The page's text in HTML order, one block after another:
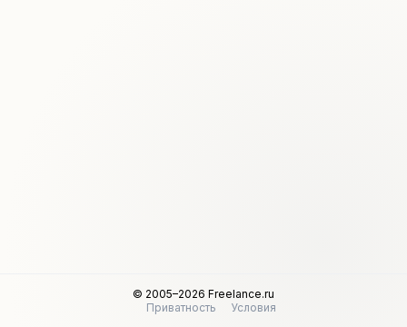
© 2005–2026 Freelance.ru
Приватность
Условия